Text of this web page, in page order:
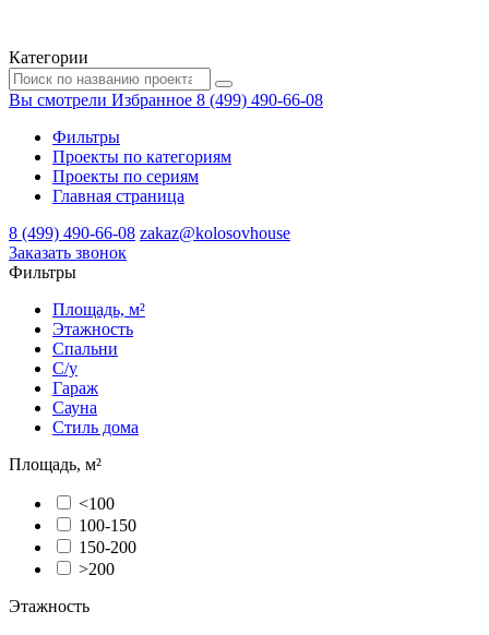
Категории
Вы смотрели Избранное 8 (499) 490-66-08
Фильтры
Проекты по категориям
Проекты по сериям
Главная страница
8 (499) 490-66-08 zakaz@kolosovhouse
3аказать звонок
Фильтры
Площадь, м²
Этажность
Спальни
С/у
Гараж
Сауна
Стиль дома
Площадь, м²
<100
100-150
150-200
>200
Этажность